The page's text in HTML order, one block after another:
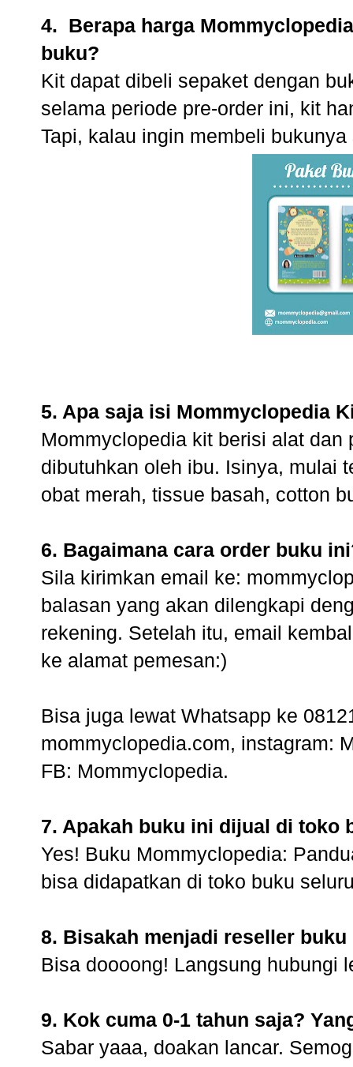
4. Berapa harga
buku?
Kit dapat dibeli sepaket dengan
selama periode pre-order ini, kit
Tapi, kalau ingin membeli
5. Apa saja isi Mommyclopedia
Mommyclopedia kit berisi alat
dibutuhkan oleh ibu. Isinya, mulai
obat merah, tissue basah, cotton
6. Bagaimana cara order buku
Sila kirimkan email ke:
balasan yang akan dilengkapi
rekening. Setelah itu, email
ke alamat pemesan:)
Bisa juga lewat Whatsapp ke
mommyclopedia.com, instagram:
FB: Mommyclopedia.
7. Apakah buku ini dijual di toko
Yes! Buku Mommyclopedia:
bisa didapatkan di toko buku
8. Bisakah menjadi reseller buku
Bisa doooong! Langsung hubungi
9. Kok cuma 0-1 tahun saja?
Sabar yaaa, doakan lancar.